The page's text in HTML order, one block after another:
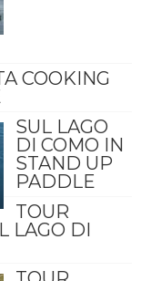
COOKING
SUL LAGO
DI COMO IN
STAND UP
PADDLE
TOUR
LAGO DI